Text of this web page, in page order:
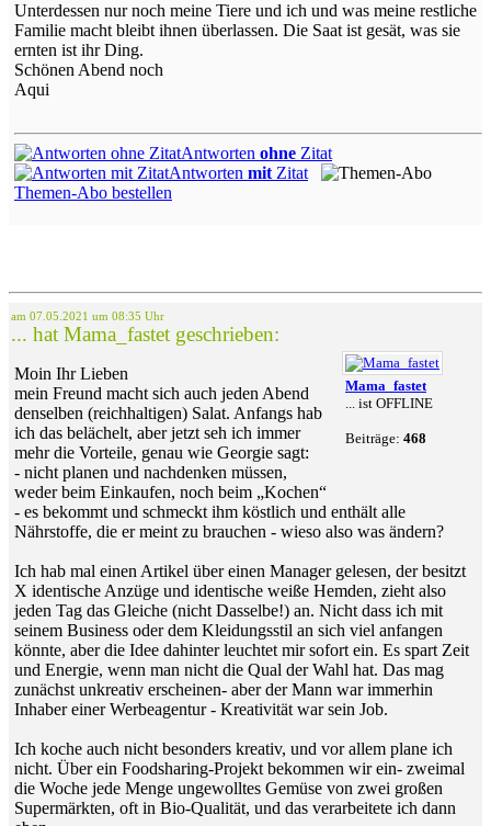
Unterdessen nur noch meine Tiere und ich und was meine restliche
Familie macht bleibt ihnen überlassen. Die Saat ist gesät, was sie
ernten ist ihr Ding.
Schönen Abend noch
Aqui
Antworten ohne Zitat
Antworten mit Zitat
Themen-Abo bestellen
am 07.05.2021 um 08:35 Uhr
... hat Mama_fastet geschrieben:
Mama_fastet
... ist OFFLINE
Beiträge: 468
Moin Ihr Lieben
mein Freund macht sich auch jeden Abend
denselben (reichhaltigen) Salat. Anfangs hab
ich das belächelt, aber jetzt seh ich immer
mehr die Vorteile, genau wie Georgie sagt:
- nicht planen und nachdenken müssen,
weder beim Einkaufen, noch beim „Kochen“
- es bekommt und schmeckt ihm köstlich und enthält alle
Nährstoffe, die er meint zu brauchen - wieso also was ändern?
Ich hab mal einen Artikel über einen Manager gelesen, der besitzt
X identische Anzüge und identische weiße Hemden, zieht also
jeden Tag das Gleiche (nicht Dasselbe!) an. Nicht dass ich mit
seinem Business oder dem Kleidungsstil an sich viel anfangen
könnte, aber die Idee dahinter leuchtet mir sofort ein. Es spart Zeit
und Energie, wenn man nicht die Qual der Wahl hat. Das mag
zunächst unkreativ erscheinen- aber der Mann war immerhin
Inhaber einer Werbeagentur - Kreativität war sein Job.
Ich koche auch nicht besonders kreativ, und vor allem plane ich
nicht. Über ein Foodsharing-Projekt bekommen wir ein- zweimal
die Woche jede Menge ungewolltes Gemüse von zwei großen
Supermärkten, oft in Bio-Qualität, und das verarbeitete ich dann